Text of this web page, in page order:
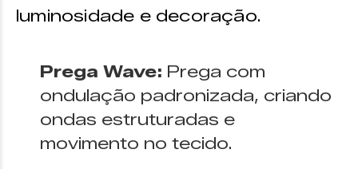
luminosidade e decoração.
Prega Wave: Prega com
ondulação padronizada, criando
ondas estruturadas e
movimento no tecido.